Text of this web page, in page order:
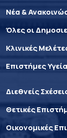
Νέα &
Όλες οι
Κλινικές
Επιστήμες
Διεθνείς
Θετικές
Οικονομικές